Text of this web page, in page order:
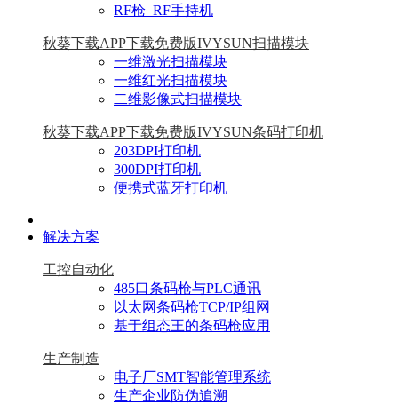
RF枪_RF手持机
秋葵下载APP下载免费版IVYSUN扫描模块
一维激光扫描模块
一维红光扫描模块
二维影像式扫描模块
秋葵下载APP下载免费版IVYSUN条码打印机
203DPI打印机
300DPI打印机
便携式蓝牙打印机
|
解决方案
工控自动化
485口条码枪与PLC通讯
以太网条码枪TCP/IP组网
基于组态王的条码枪应用
生产制造
电子厂SMT智能管理系统
生产企业防伪追溯